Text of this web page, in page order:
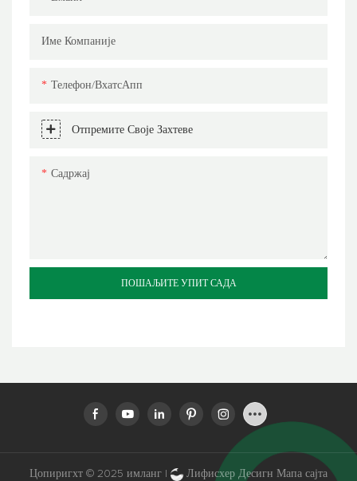
Име Компаније
Телефон/ВхатсАпп
Отпремите Своје Захтеве
Садржај
ПОШАЉИТЕ УПИТ САДА
Цопиригхт © 2025 имланг | Лифисхер Десигн Мапа сајта